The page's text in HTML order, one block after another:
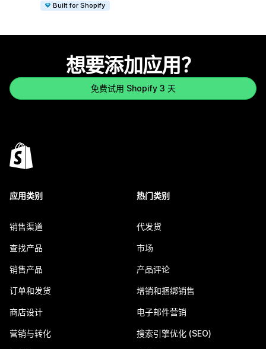
Built for Shopify
想要添加应用？
免费试用 Shopify 3 天
应用类别
销售渠道
查找产品
销售产品
订单和发货
商店设计
营销与转化
热门类别
代发货
市场
产品评论
增销和捆绑销售
电子邮件营销
搜索引擎优化 (SEO)